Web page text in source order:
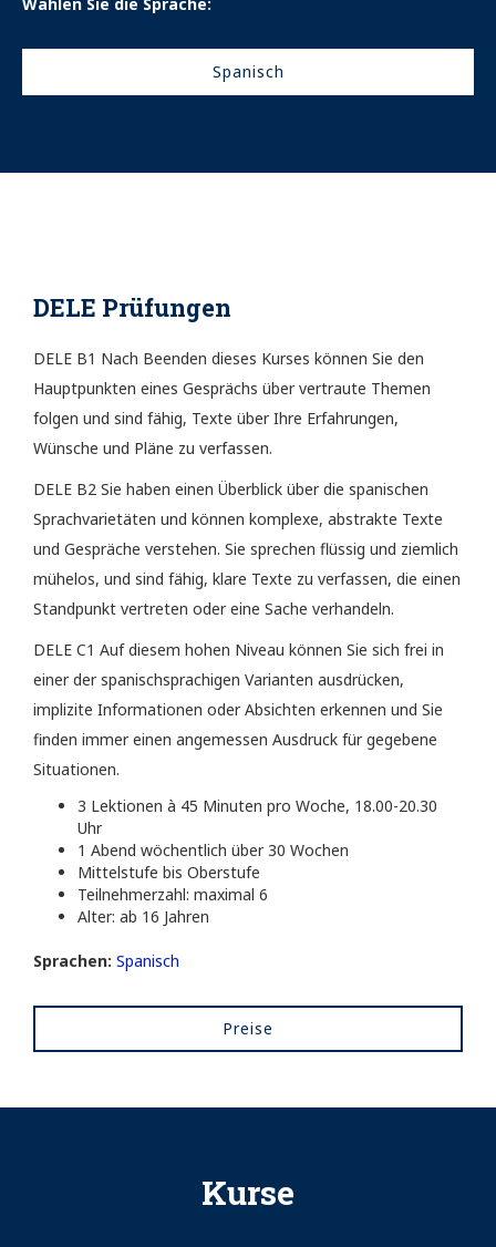
Spanisch
DELE Prüfungen
DELE B1 Nach Beenden dieses Kurses können Sie den
Hauptpunkten eines Gesprächs über vertraute Themen
folgen und sind fähig, Texte über Ihre Erfahrungen,
Wünsche und Pläne zu verfassen.
DELE B2 Sie haben einen Überblick über die spanischen
Sprachvarietäten und können komplexe, abstrakte Texte
und Gespräche verstehen. Sie sprechen flüssig und ziemlich
mühelos, und sind fähig, klare Texte zu verfassen, die einen
Standpunkt vertreten oder eine Sache verhandeln.
DELE C1 Auf diesem hohen Niveau können Sie sich frei in
einer der spanischsprachigen Varianten ausdrücken,
implizite Informationen oder Absichten erkennen und Sie
finden immer einen angemessen Ausdruck für gegebene
Situationen.
3 Lektionen à 45 Minuten pro Woche, 18.00-20.30
Uhr
1 Abend wöchentlich über 30 Wochen
Mittelstufe bis Oberstufe
Teilnehmerzahl: maximal 6
Alter: ab 16 Jahren
Sprachen: Spanisch
Preise
Kurse